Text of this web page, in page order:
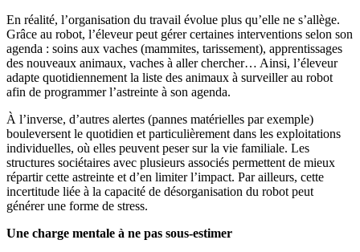
En réalité, l’organisation du travail évolue plus qu’elle ne s’allège.
Grâce au robot, l’éleveur peut gérer certaines interventions selon son
agenda : soins aux vaches (mammites, tarissement), apprentissages
des nouveaux animaux, vaches à aller chercher… Ainsi, l’éleveur
adapte quotidiennement la liste des animaux à surveiller au robot
afin de programmer l’astreinte à son agenda.
À l’inverse, d’autres alertes (pannes matérielles par exemple)
bouleversent le quotidien et particulièrement dans les exploitations
individuelles, où elles peuvent peser sur la vie familiale. Les
structures sociétaires avec plusieurs associés permettent de mieux
répartir cette astreinte et d’en limiter l’impact. Par ailleurs, cette
incertitude liée à la capacité de désorganisation du robot peut
générer une forme de stress.
Une charge mentale à ne pas sous-estimer